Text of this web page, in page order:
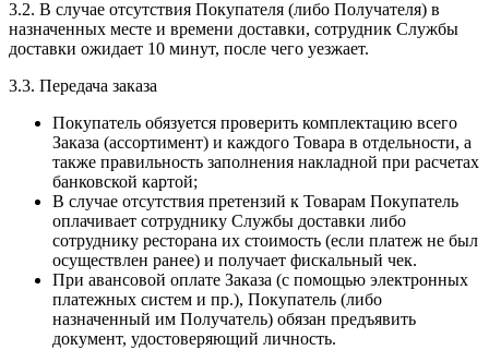
3.2. В случае отсутствия Покупателя (либо Получателя) в
назначенных месте и времени доставки, сотрудник Службы
доставки ожидает 10 минут, после чего уезжает.
3.3. Передача заказа
Покупатель обязуется проверить комплектацию всего
Заказа (ассортимент) и каждого Товара в отдельности, а
также правильность заполнения накладной при расчетах
банковской картой;
В случае отсутствия претензий к Товарам Покупатель
оплачивает сотруднику Службы доставки либо
сотруднику ресторана их стоимость (если платеж не был
осуществлен ранее) и получает фискальный чек.
При авансовой оплате Заказа (с помощью электронных
платежных систем и пр.), Покупатель (либо
назначенный им Получатель) обязан предъявить
документ, удостоверяющий личность.